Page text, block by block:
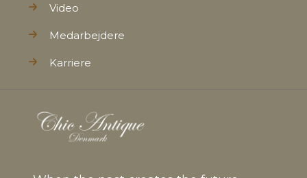
Video
Medarbejdere
Karriere